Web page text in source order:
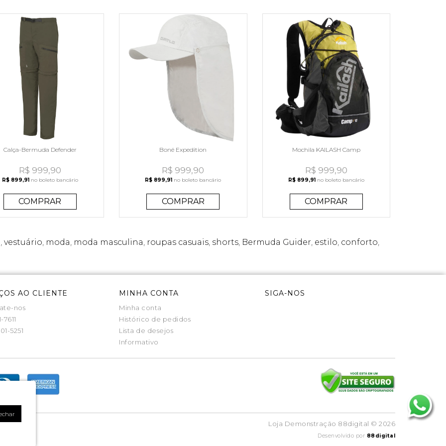
Calça-Bermuda Defender
R$ 999,90
R$ 899,91no boleto bancário
COMPRAR
Boné Expedition
R$ 999,90
R$ 899,91 no boleto bancário
COMPRAR
Mochila KAILASH Camp
R$ 999,90
R$ 899,91no boleto bancário
COMPRAR
vestuário moda moda masculina roupas casuais shorts Bermuda Guider estilo conforto
AO CLIENTE
nos
7611
5251
MINHA CONTA
Minha conta
Histórico de pedidos
Lista de desejos
Informativo
SIGA-NOS
Loja Demonstração 88digital © 2026
Desenvolvido por 88digital